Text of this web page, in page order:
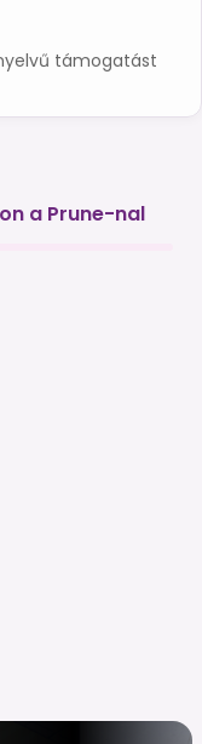
támogatást
a Prune-nal